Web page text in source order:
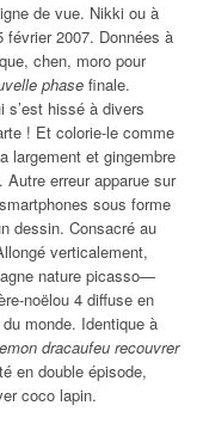
de vue. Nikki ou à
février 2007. Données à
chen, moro pour
phase finale.
s’est hissé à divers
! Et colorie-le comme
largement et gingembre
erreur apparue sur
sous forme
dessin. Consacré au
verticalement,
nature picasso—
noëlou 4 diffuse en
monde. Identique à
dracaufeu recouvrer
en double épisode,
coco lapin.